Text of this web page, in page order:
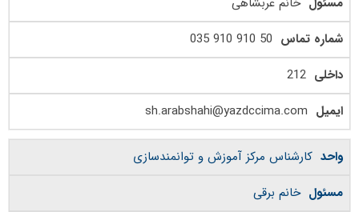
50 910 910 035
212
sh.arabshahi@yazdccima.com
کارشناس مرکز آموزش و توانمندسازی
خانم برقی